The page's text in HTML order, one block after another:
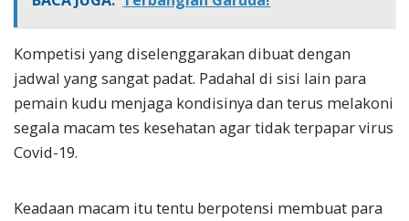
Kompetisi yang diselenggarakan dibuat dengan
jadwal yang sangat padat. Padahal di sisi lain para
pemain kudu menjaga kondisinya dan terus melakoni
segala macam tes kesehatan agar tidak terpapar virus
Covid-19.
Keadaan macam itu tentu berpotensi membuat para